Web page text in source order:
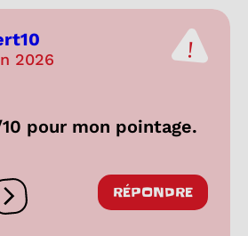
2026
pour mon pointage.
Ouvrir les réactions
RÉPONDRE